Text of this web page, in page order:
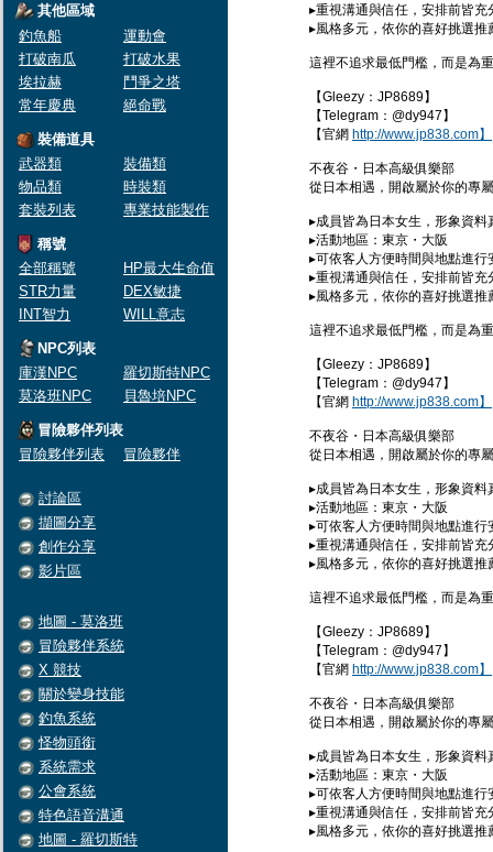
其他區域
釣魚船
運動會
打破南瓜
打破水果
埃拉赫
鬥爭之塔
常年慶典
絕命戰
裝備道具
武器類
裝備類
物品類
時裝類
套裝列表
專業技能製作
稱號
全部稱號
HP最大生命值
STR力量
DEX敏捷
INT智力
WILL意志
NPC列表
庫漢NPC
羅切斯特NPC
莫洛班NPC
貝魯培NPC
冒險夥伴列表
冒險夥伴列表
冒險夥伴
討論區
擷圖分享
創作分享
影片區
地圖 - 莫洛班
冒險夥伴系統
X 競技
關於變身技能
釣魚系統
怪物頭銜
系統需求
公會系統
特色語音溝通
地圖 - 羅切斯特
▸重視溝通與信任，安排前皆充
▸風格多元，依你的喜好挑選推
這裡不追求最低門檻，而是為
【Gleezy：JP8689】
【Telegram：@dy947】
【官網 http://www.jp838.com】
不夜谷・日本高級俱樂部
從日本相遇，開啟屬於你的專
▸成員皆為日本女生，形象資
▸活動地區：東京・大阪
▸可依客人方便時間與地點進行
▸重視溝通與信任，安排前皆充
▸風格多元，依你的喜好挑選推
這裡不追求最低門檻，而是為
【Gleezy：JP8689】
【Telegram：@dy947】
【官網 http://www.jp838.com】
不夜谷・日本高級俱樂部
從日本相遇，開啟屬於你的專
▸成員皆為日本女生，形象資
▸活動地區：東京・大阪
▸可依客人方便時間與地點進行
▸重視溝通與信任，安排前皆充
▸風格多元，依你的喜好挑選推
這裡不追求最低門檻，而是為
【Gleezy：JP8689】
【Telegram：@dy947】
【官網 http://www.jp838.com】
不夜谷・日本高級俱樂部
從日本相遇，開啟屬於你的專
▸成員皆為日本女生，形象資
▸活動地區：東京・大阪
▸可依客人方便時間與地點進行
▸重視溝通與信任，安排前皆充
▸風格多元，依你的喜好挑選推